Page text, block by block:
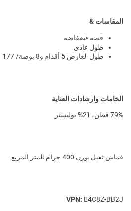
المقاسات &
قصة فضفاضة
طول عادي
طول العارض 5 أقدام و8 بوصة/ 177 سم وترتدي مقاس XS
الخامات وارشادات العناية
79% قطن، 21% بوليستر
قماش ثقيل بوزن 400 جرام للمتر المربع
VPN: B4C8Z-BB2J